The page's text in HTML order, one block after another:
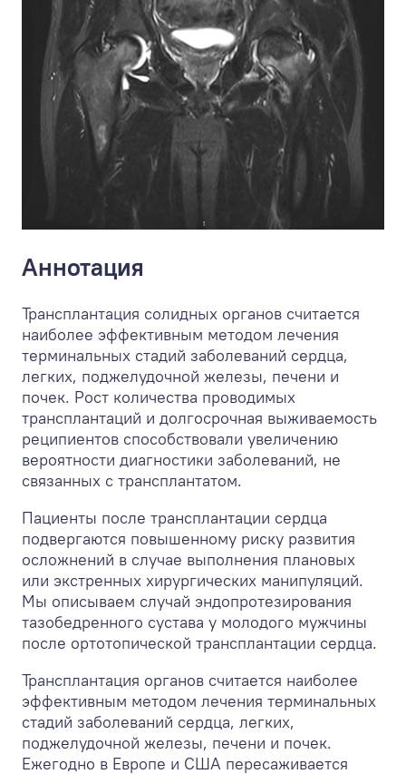
Аннотация
Трансплантация солидных органов считается
наиболее эффективным методом лечения
терминальных стадий заболеваний сердца,
легких, поджелудочной железы, печени и
почек. Рост количества проводимых
трансплантаций и долгосрочная выживаемость
реципиентов способствовали увеличению
вероятности диагностики заболеваний, не
связанных с трансплантатом.
Пациенты после трансплантации сердца
подвергаются повышенному риску развития
осложнений в случае выполнения плановых
или экстренных хирургических манипуляций.
Мы описываем случай эндопротезирования
тазобедренного сустава у молодого мужчины
после ортотопической трансплантации сердца.
Трансплантация органов считается наиболее
эффективным методом лечения терминальных
стадий заболеваний сердца, легких,
поджелудочной железы, печени и почек.
Ежегодно в Европе и США пересаживается